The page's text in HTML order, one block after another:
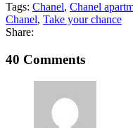
Tags: Chanel, Chanel
Chanel, Take your chance
Share:
40 Comments